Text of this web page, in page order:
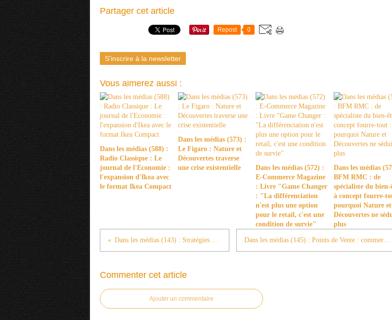
Partager cet article
Repost 0
S'inscrire à la newsletter
Vous aimerez aussi :
Dans les médias (588) :
Radio Classique : Le
journal de l'Economie :
l'expansion d'Ikea avec
le format Ikea Compact
Dans les médias (573) :
Le Figaro : Nature et
Découvertes traverse
une crise existentielle
Dans les médias (572) :
E-Commerce Magazine
: Livre "Game Changer
: "La différenciation
n'est plus une option
pour le retail, c'est une
condition de survie"
Dans les médias
BFM RMC : de
spécialiste du bien-
à concept fourre-
pourquoi Nature et
Découvertes ne
plus
Dans les médias (143) : Stratégies Forever Young les Millenials Dans les médias (145) : Points de Vente : commerce indépendant : le modèle gagnant ?
Commenter cet article
Ajouter un commentaire